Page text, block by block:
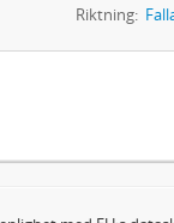
Riktning: